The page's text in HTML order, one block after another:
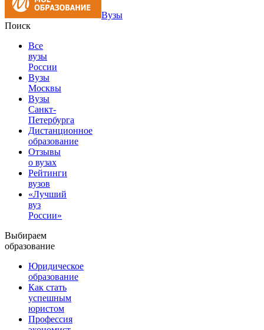
Вузы
Поиск
Все
вузы
России
Вузы
Москвы
Вузы
Санкт-
Петербурга
Дистанционное
образование
Отзывы
о вузах
Рейтинги
вузов
«Лучший
вуз
России»
Выбираем
образование
Юридическое
образование
Как стать
успешным
юристом
Профессия